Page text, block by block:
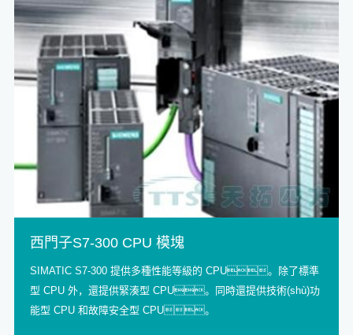
西門子S7-300 CPU 模塊
SIMATIC S7-300 提供多種性能等級的 CPU。除了標準
型 CPU 外，還提供緊湊型 CPU。同時還提供技術(shù)功
能型 CPU 和故障安全型 CPU。